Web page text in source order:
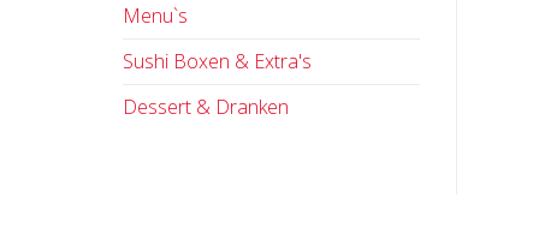
Menu`s
Sushi Boxen & Extra's
Dessert & Dranken